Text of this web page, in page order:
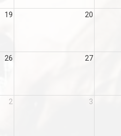
19 20
26 27
2 3